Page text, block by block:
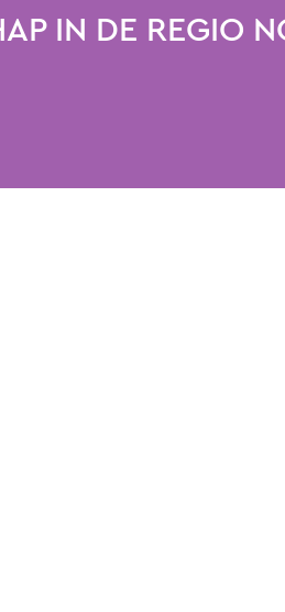
IN DE REGIO